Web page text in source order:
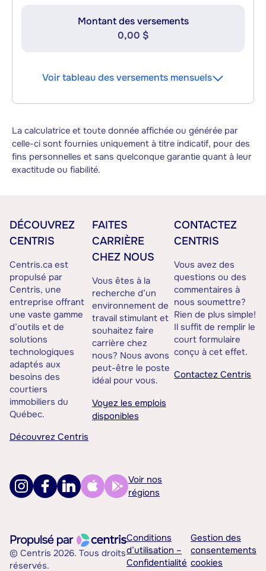
Montant des versements
0,00 $
Voir tableau des versements mensuels
La calculatrice et toute donnée affichée ou générée par
celle-ci sont fournies uniquement à titre indicatif, pour des
fins personnelles et sans quelconque garantie quant à leur
exactitude ou fiabilité.
DÉCOUVREZ
CENTRIS
Centris.ca est
propulsé par
Centris, une
entreprise offrant
une vaste gamme
d’outils et de
solutions
technologiques
adaptés aux
besoins des
courtiers
immobiliers du
Québec.
Découvrez Centris
FAITES
CARRIÈRE
CHEZ NOUS
Vous êtes à la
recherche d’un
environnement de
travail stimulant et
souhaitez faire
carrière chez
nous? Nous avons
peut-être le poste
idéal pour vous.
Voyez les emplois
disponibles
CONTACTEZ
CENTRIS
Vous avez des
questions ou des
commentaires à
nous soumettre?
Rien de plus simple!
Il suffit de remplir le
court formulaire
conçu à cet effet.
Contactez Centris
Voir nos
régions
© Centris 2026. Tous droits
réservés.
Conditions
d’utilisation –
Confidentialité
Gestion des
consentements
cookies